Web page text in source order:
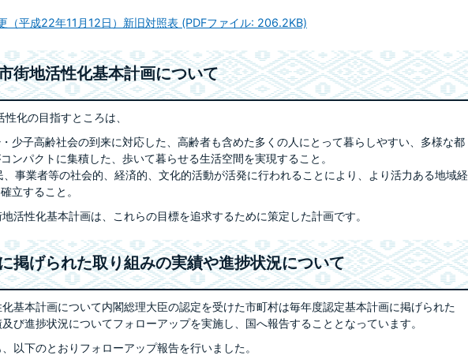
（平成22年11月12日）新旧対照表 (PDFファイル: 206.2KB)
街地活性化基本計画について
化の目指すところは、
少子高齢社会の到来に対応した、高齢者も含めた多くの人にとって暮らしやすい、多様な都
ンパクトに集積した、歩いて暮らせる生活空間を実現すること。
、事業者等の社会的、経済的、文化的活動が活発に行われることにより、より活力ある地域経
立すること。
活性化基本計画は、これらの目標を追求するために策定した計画です。
掲げられた取り組みの実績や進捗状況について
基本計画について内閣総理大臣の認定を受けた市町村は毎年度認定基本計画に掲げられた
び進捗状況についてフォローアップを実施し、国へ報告することとなっています。
以下のとおりフォローアップ報告を行いました。